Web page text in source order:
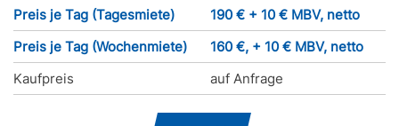
Preis je Tag (Tagesmiete)
190 € + 10 € MBV, netto
Preis je Tag (Wochenmiete)
160 €, + 10 € MBV, netto
Kaufpreis
auf Anfrage